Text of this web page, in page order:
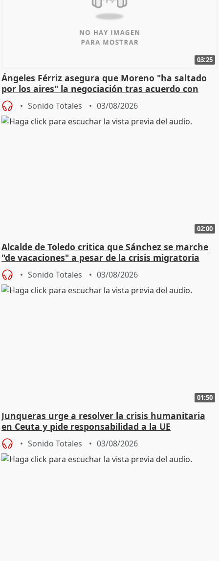
03:25
Ángeles Férriz asegura que Moreno "ha saltado
por los aires" la negociación tras acuerdo con
SMA
Sonido Totales 03/08/2026
02:00
Alcalde de Toledo critica que Sánchez se marche
"de vacaciones" a pesar de la crisis migratoria
Sonido Totales 03/08/2026
01:50
Junqueras urge a resolver la crisis humanitaria
en Ceuta y pide responsabilidad a la UE
Sonido Totales 03/08/2026